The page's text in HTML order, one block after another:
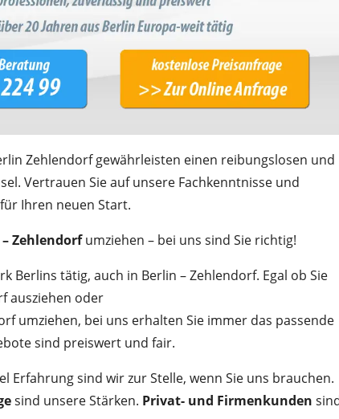
Zehlendorf gewährleisten einen reibungslosen und
Vertrauen Sie auf unsere Fachkenntnisse und
Ihren neuen Start.
Zehlendorfumziehen – bei uns sind Sie richtig!
Berlins tätig, auch in Berlin – Zehlendorf. Egal ob Sie
ausziehen oder
umziehen, bei uns erhalten Sie immer das passende
sind preiswert und fair.
Erfahrung sind wir zur Stelle, wenn Sie uns brauchen.
sind unsere Stärken. Privat- und Firmenkunden